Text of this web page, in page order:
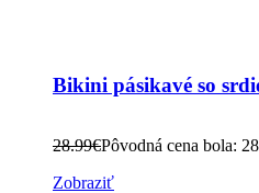
Bikini pásikavé so
28.99€Pôvodná cena bola:
Zobraziť